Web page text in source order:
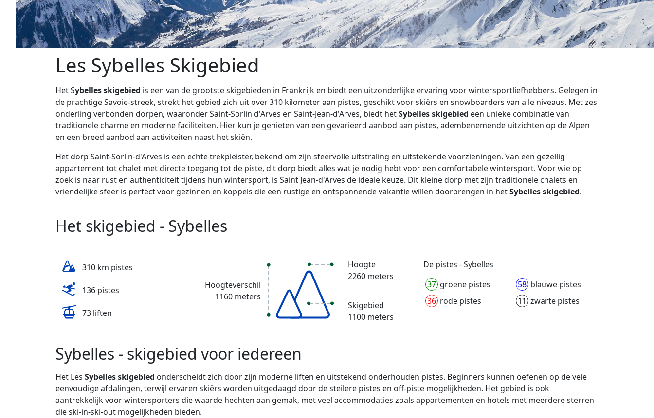
Les Sybelles Skigebied
Het Sybelles skigebied is een van de grootste skigebieden in Frankrijk en biedt een uitzonderlijke ervaring voor wintersportliefhebbers. Gelegen in
de prachtige Savoie-streek, strekt het gebied zich uit over 310 kilometer aan pistes, geschikt voor skiërs en snowboarders van alle niveaus. Met zes
onderling verbonden dorpen, waaronder Saint-Sorlin d'Arves en Saint-Jean-d'Arves, biedt hetSybelles skigebied een unieke combinatie van
traditionele charme en moderne faciliteiten. Hier kun je genieten van een gevarieerd aanbod aan pistes, adembenemende uitzichten op de Alpen
en een breed aanbod aan activiteiten naast het skiën.
Het dorp Saint-Sorlin-d'Arves is een echte trekpleister, bekend om zijn sfeervolle uitstraling en uitstekende voorzieningen. Van een gezellig
appartement tot chalet met directe toegang tot de piste, dit dorp biedt alles wat je nodig hebt voor een comfortabele wintersport. Voor wie op
zoek is naar rust en authenticiteit tijdens hun wintersport, is Saint Jean-d'Arves de ideale keuze. Dit kleine dorp met zijn traditionele chalets en
vriendelijke sfeer is perfect voor gezinnen en koppels die een rustige en ontspannende vakantie willen doorbrengen in hetSybelles skigebied.
Het skigebied - Sybelles
310 km pistes
136 pistes
73 liften
Hoogteverschil
1160 meters
Hoogte
2260 meters
Skigebied
1100 meters
De pistes - Sybelles
37 groene pistes 58 blauwe pistes
36 rode pistes 11 zwarte pistes
Sybelles - skigebied voor iedereen
Het Les Sybelles skigebied onderscheidt zich door zijn moderne liften en uitstekend onderhouden pistes. Beginners kunnen oefenen op de vele
eenvoudige afdalingen, terwijl ervaren skiërs worden uitgedaagd door de steilere pistes en off-piste mogelijkheden. Het gebied is ook
aantrekkelijk voor wintersporters die waarde hechten aan gemak, met veel accommodaties zoals appartementen en hotels met meerdere sterren
die ski-in-ski-out mogelijkheden bieden.